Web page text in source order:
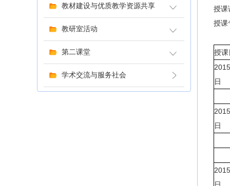
教材建设与优质教学资源共享
教研室活动
第二课堂
学术交流与服务社会
授课
授课
授课
日
日